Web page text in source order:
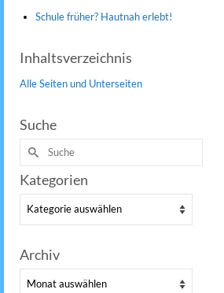
Schule früher? Hautnah erlebt!
Inhaltsverzeichnis
Alle Seiten und Unterseiten
Suche
Suche
nach:
Kategorien
Kategorien
Archiv
Archiv